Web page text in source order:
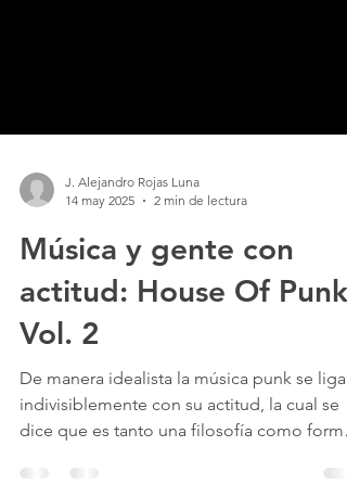
J. Alejandro Rojas Luna
14 may 2025
2 min de lectura
Música y gente con
actitud: House Of Punk
Vol. 2
indivisiblemente con su actitud, la cual se